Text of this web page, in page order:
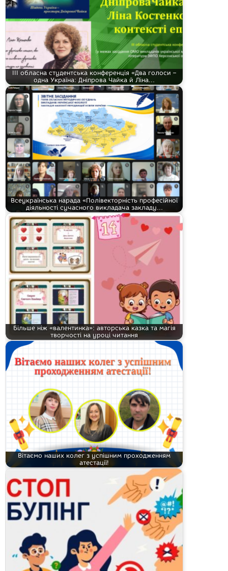
ІІІ обласна студентська конференція «Два голоси –
одна Україна: Дніпрова Чайка й Ліна…
Всеукраїнська нарада «Полівекторність професійної
діяльності сучасного викладача закладу…
Більше ніж «валентинка»: авторська казка та магія
творчості на уроці читання
Вітаємо наших колег з успішним проходженням
атестації!